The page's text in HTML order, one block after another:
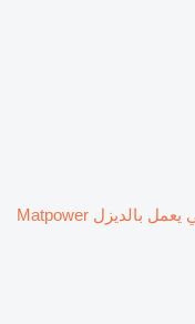
مولد كهربائي يعمل بالديزل Matpower